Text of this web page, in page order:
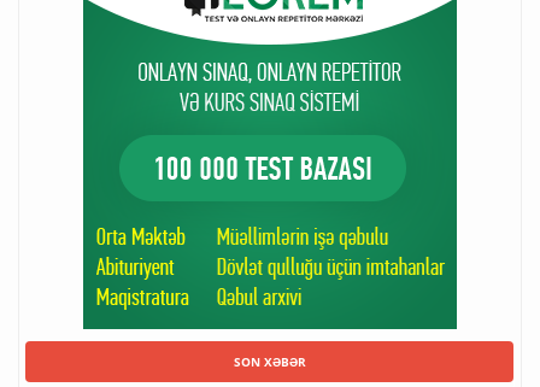
SON XƏBƏR